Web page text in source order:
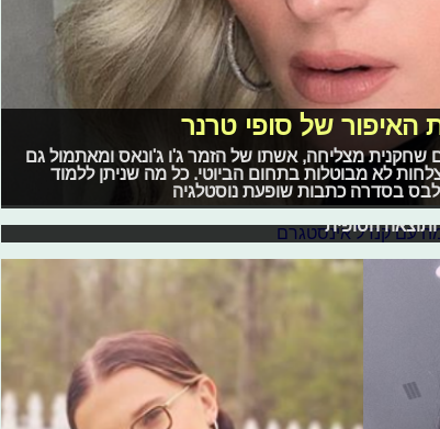
האיפור של סופי טרנר
מצליחה, אשתו של הזמר ג'ו ג'ונאס ומאתמול גם
לא מבוטלות בתחום הביוטי. כל מה שניתן ללמוד
בסדרה כתבות שופעת נוסטלגיה
נלחמה עם קנדל
לעתים קרובות יותר ובכלל לראות אותן יותר. בין אם זו
ובין אם זו הקורונה שהוציאה את הדוגמנית העסוקה
כעת הן חוזרות לככב בקולקציה חדשה מבית קיילי
הסופית